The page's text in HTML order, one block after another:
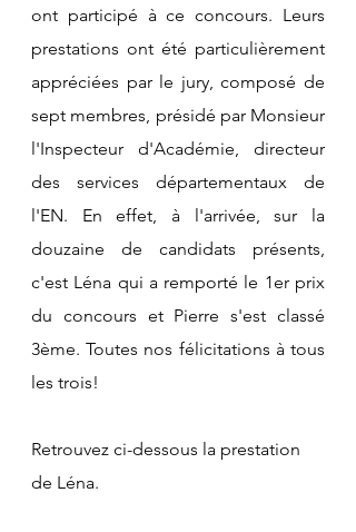
ont participé à ce concours. Leurs
prestations ont été particulièrement
appréciées par le jury, composé de
sept membres, présidé par Monsieur
l'Inspecteur d'Académie, directeur
des services départementaux de
l'EN. En effet, à l'arrivée, sur la
douzaine de candidats présents,
c'est Léna qui a remporté le 1er prix
du concours et Pierre s'est classé
3ème. Toutes nos félicitations à tous
les trois!
Retrouvez ci-dessous la prestation
de Léna.